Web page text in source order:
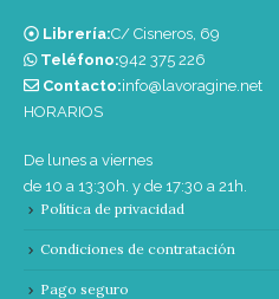
Librería:C/ Cisneros, 69
Teléfono:‭942 375 226‬
Contacto:info@lavoragine.net
HORARIOS
De lunes a viernes
de 10 a 13:30h. y de 17:30 a 21h.
Política de privacidad
Condiciones de contratación
Pago seguro